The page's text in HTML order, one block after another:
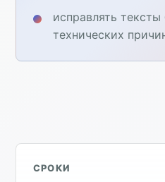
исправлять
технических
СРОКИ